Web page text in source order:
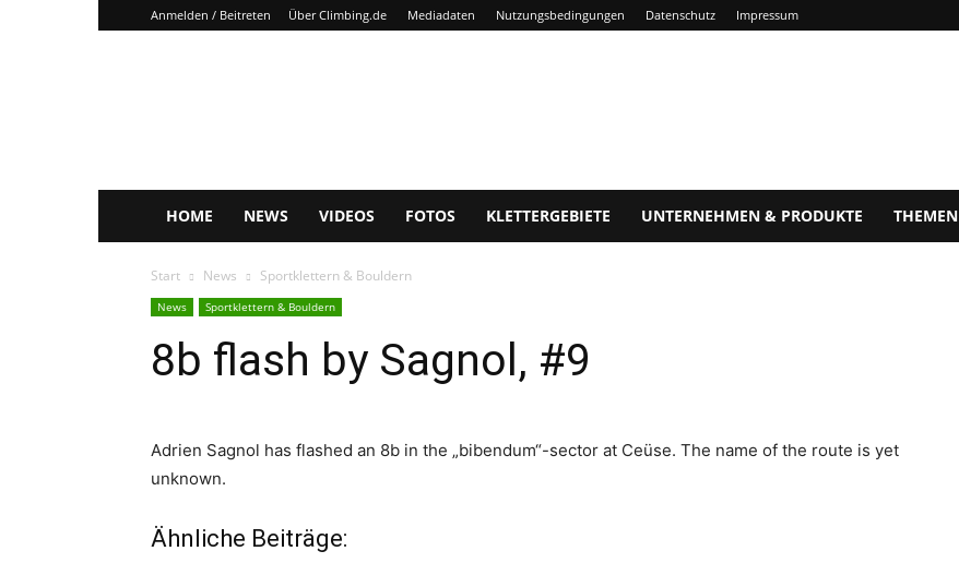
Anmelden / Beitreten Über Climbing.de Mediadaten Nutzungsbedingungen Datenschutz Impressum
HOME NEWS VIDEOS FOTOS KLETTERGEBIETE UNTERNEHMEN & PRODUKTE THEMEN
Start News Sportklettern & Bouldern
News Sportklettern & Bouldern
8b flash by Sagnol, #9
Adrien Sagnol has flashed an 8b in the „bibendum“-sector at Ceüse. The name of the route is yet
unknown.
Ähnliche Beiträge: